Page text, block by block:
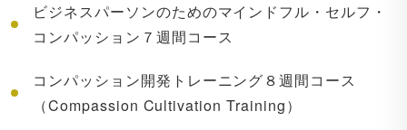
ビジネスパーソンのためのマインドフル・セルフ・
コンパッション７週間コース
コンパッション開発トレーニング８週間コース
（Compassion Cultivation Training）